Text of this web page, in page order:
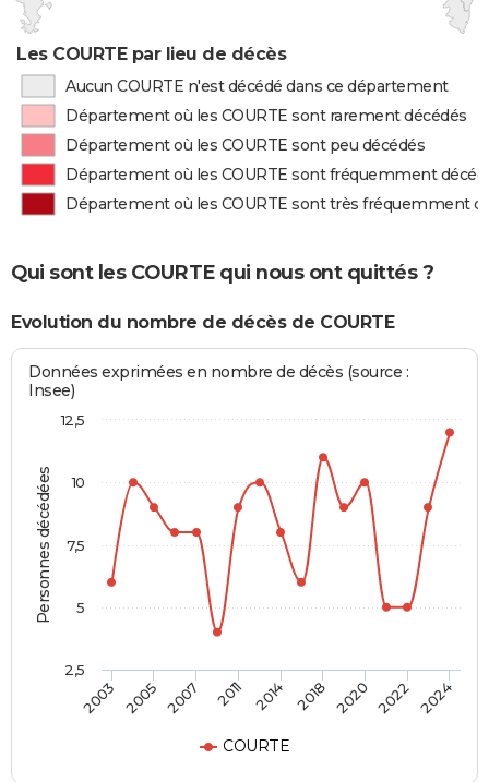
Les COURTE par lieu de décès
Aucun COURTE n'est décédé dans ce département
Département où les COURTE sont rarement décédés
Département où les COURTE sont peu décédés
Département où les COURTE sont fréquemment
Département où les COURTE sont très fréquemment
Qui sont les COURTE qui nous ont quittés ?
Evolution du nombre de décès de COURTE
Personnes décédées
Données exprimées en nombre de décès (source :
Insee)
COURTE
2003 2005 2007 2011 2014 2018 2020 2022 2024
2,5
5
7,5
10
12,5